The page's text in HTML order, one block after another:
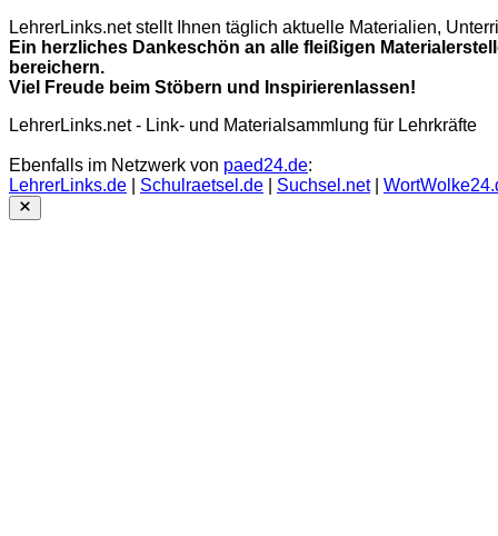
LehrerLinks.net stellt Ihnen täglich aktuelle Materialien,
Ein herzliches Dankeschön an alle fleißigen
bereichern.
Viel Freude beim Stöbern und Inspirierenlassen!
LehrerLinks.net - Link- und Materialsammlung für Lehrkräfte
Ebenfalls im Netzwerk von paed24.de:
LehrerLinks.de
Schulraetsel.de Suchsel.net|
Close